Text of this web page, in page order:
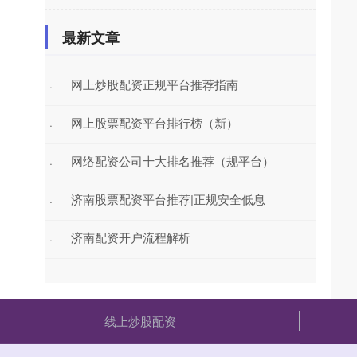
最新文章
· 网上炒股配资正规平台推荐指南
· 网上股票配资平台排行榜（新）
· 网络配资公司十大排名推荐（规平台）
· 济南股票配资平台推荐|正规安全低息
· 济南配资开户流程解析
线上炒股配资